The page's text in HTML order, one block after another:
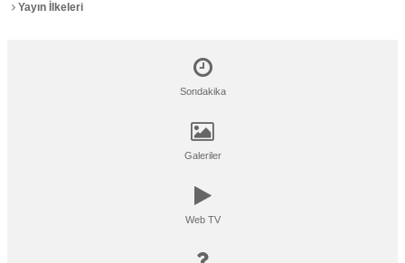
Yayın İlkeleri
Sondakika
Galeriler
Web TV